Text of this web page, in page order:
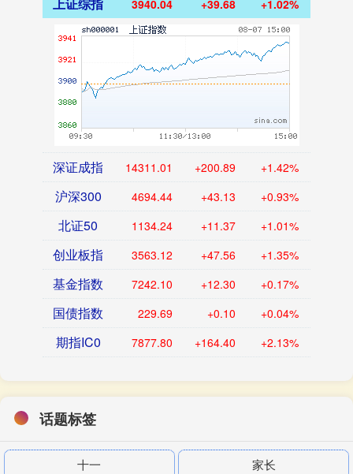
上证综指 3940.04 +39.68 +1.02%
深证成指 14311.01 +200.89 +1.42%
沪深300 4694.44 +43.13 +0.93%
北证50 1134.24 +11.37 +1.01%
创业板指 3563.12 +47.56 +1.35%
基金指数 7242.10 +12.30 +0.17%
国债指数 229.69 +0.10 +0.04%
期指IC0 7877.80 +164.40 +2.13%
话题标签
十一 家长